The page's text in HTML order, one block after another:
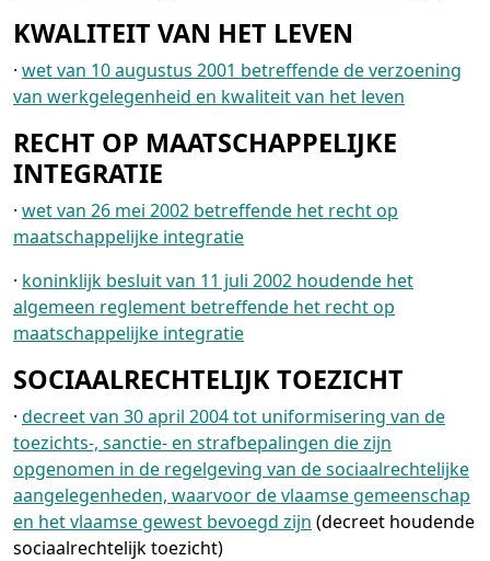
KWALITEIT VAN HET LEVEN
· wet van 10 augustus 2001 betreffende de verzoening
van werkgelegenheid en kwaliteit van het leven
RECHT OP MAATSCHAPPELIJKE
INTEGRATIE
· wet van 26 mei 2002 betreffende het recht op
maatschappelijke integratie
· koninklijk besluit van 11 juli 2002 houdende het
algemeen reglement betreffende het recht op
maatschappelijke integratie
SOCIAALRECHTELIJK TOEZICHT
· decreet van 30 april 2004 tot uniformisering van de
toezichts-, sanctie- en strafbepalingen die zijn
opgenomen in de regelgeving van de sociaalrechtelijke
aangelegenheden, waarvoor de vlaamse gemeenschap
en het vlaamse gewest bevoegd zijn (decreet houdende
sociaalrechtelijk toezicht)